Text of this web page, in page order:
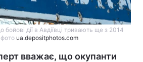
дії в Авдіївці тривають ще з 2014
ua.depositphotos.com
вважає, що окупанти